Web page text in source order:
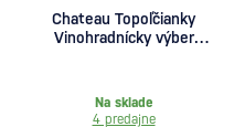
Chateau Topoľčianky
Vinohradnícky výber
Na sklade
4 predajne